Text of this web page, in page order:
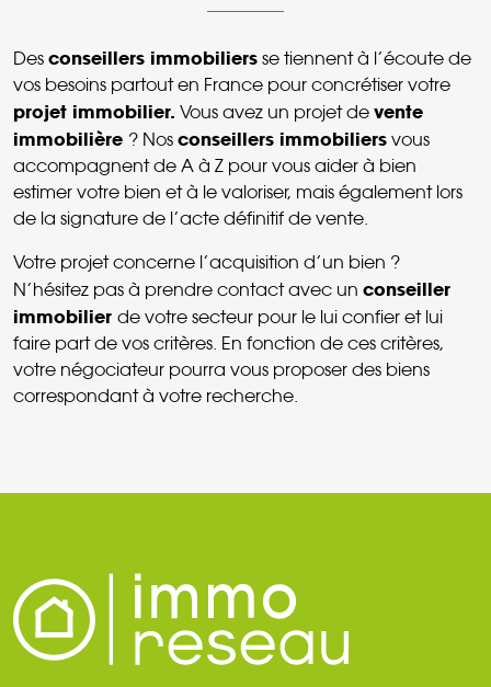
Des conseillers immobiliers se tiennent à l’écoute de
vos besoins partout en France pour concrétiser votre
projet immobilier. Vous avez un projet de vente
immobilière ? Nos conseillers immobiliers vous
accompagnent de A à Z pour vous aider à bien
estimer votre bien et à le valoriser, mais également lors
de la signature de l’acte définitif de vente.
Votre projet concerne l’acquisition d’un bien ?
N’hésitez pas à prendre contact avec un conseiller
immobilier de votre secteur pour le lui confier et lui
faire part de vos critères. En fonction de ces critères,
votre négociateur pourra vous proposer des biens
correspondant à votre recherche.